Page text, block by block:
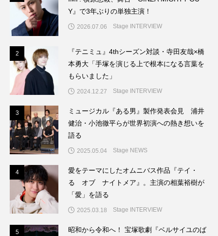
Y』で3年ぶりの単独主演！
2026.07.06 Stage INTERVIEW
2
『テニミュ』4thシーズン対談・寺田友哉×橋
本勇大「手塚を演じる上で根本になる言葉を
もらいました」
2024.12.27 Stage INTERVIEW
3
ミュージカル『ある男』製作発表会見 浦井
健治・小池徹平らが世界初演への熱き想いを
語る
2025.05.04 Stage NEWS
4
愛をテーマにしたオムニバス作品『テイ・
る オブ ナイトメア』。主演の相葉裕樹が
「愛」を語る
2025.03.18 Stage INTERVIEW
5
昭和から令和へ！ 宝塚歌劇『ベルサイユのば